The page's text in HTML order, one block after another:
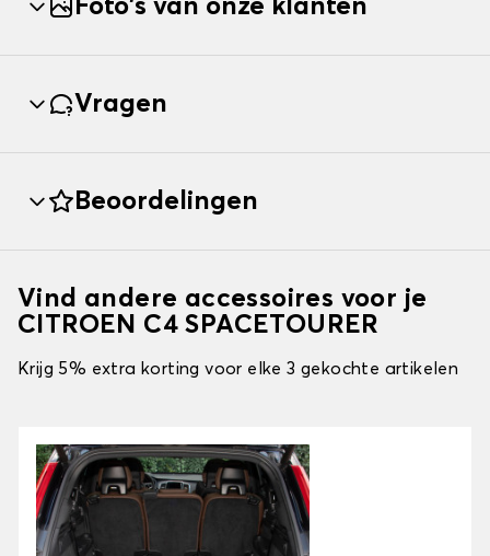
Foto's van onze klanten
Vragen
Beoordelingen
Vind andere accessoires voor je
CITROEN C4 SPACETOURER
Krijg 5% extra korting voor elke 3 gekochte artikelen